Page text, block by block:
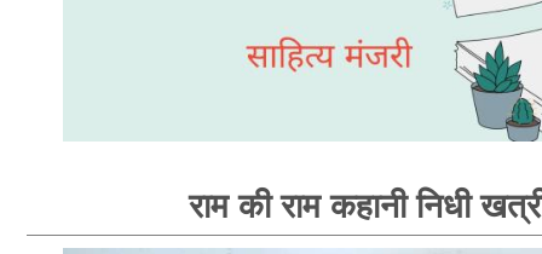
राम की राम कहानी निधी